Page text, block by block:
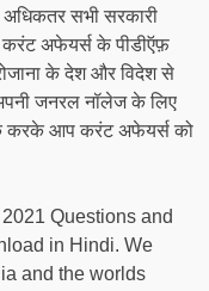
सभी सरकारी
अफेयर्स के पीडीऍफ़
के देश और विदेश से
जनरल नॉलेज के लिए
करके आप करंट अफेयर्स को
Questions and
in Hindi. We
and the worlds